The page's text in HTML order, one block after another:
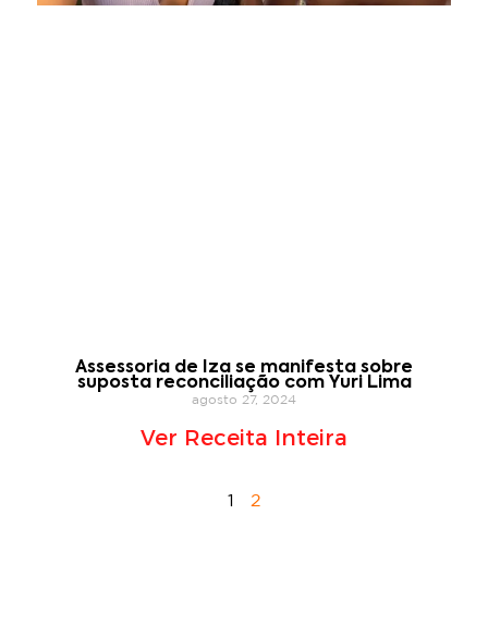
Assessoria de Iza se manifesta sobre
suposta reconciliação com Yuri Lima
agosto 27, 2024
Ver Receita Inteira
1 2